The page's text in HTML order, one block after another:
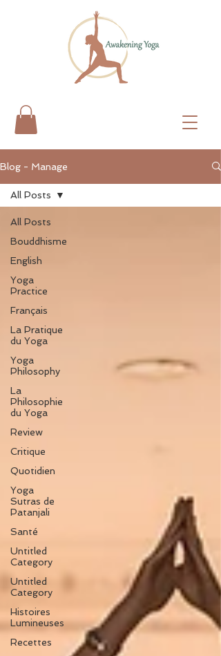
Blog - Manage
All Posts
Bouddhisme
English
Yoga
Practice
Français
La Pratique
du Yoga
Yoga
Philosophy
La
Philosophie
du Yoga
Review
Critique
Quotidien
Yoga
Sutras de
Patanjali
Santé
Untitled
Category
Untitled
Category
Histoires
Lumineuses
Recettes
All Posts